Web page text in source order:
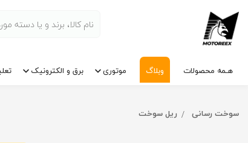
هـمه محصولات وبلاگ موتوری برق و الکترونیک
سوخت رسانی ریل سوخت